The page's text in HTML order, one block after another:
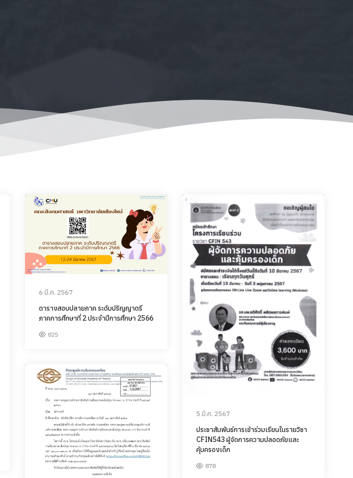
6 มี.ค. 2567
ตารางสอบปลายภาค ระดับปริญญาตรี
ภาคการศึกษาที่ 2 ประจำปีการศึกษา 2566
825
5 มี.ค. 2567
ประชาสัมพันธ์การเข้าร่วมเรียนในรายวิชา
CFIN543 ผู้จัดการความปลอดภัยและ
คุ้มครองเด็ก
878